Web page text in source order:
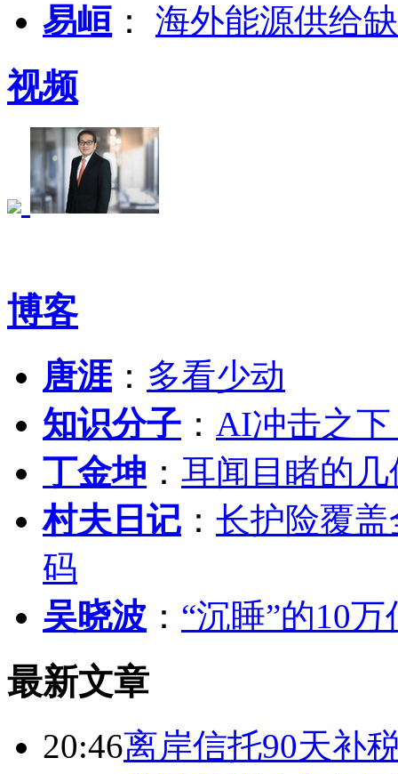
易峘 ： 海外能源供给
视频
博客
唐涯： 多看少动
知识分子 ： AI冲击之
丁金坤 ： 耳闻目睹的
村夫日记 ： 长护险覆
码
吴晓波 ： “沉睡”的10
最新文章
20:46离岸信托90天补